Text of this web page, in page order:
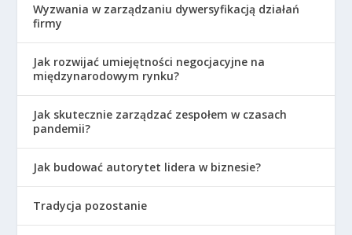
Wyzwania w zarządzaniu dywersyfikacją działań
firmy
Jak rozwijać umiejętności negocjacyjne na
międzynarodowym rynku?
Jak skutecznie zarządzać zespołem w czasach
pandemii?
Jak budować autorytet lidera w biznesie?
Tradycja pozostanie